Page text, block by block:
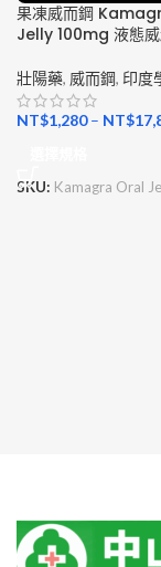
果凍威而鋼
Jelly 100mg 液態
壯陽藥, 威而鋼, 印度
NT$1,280– NT$
SKU: Kamagra Oral